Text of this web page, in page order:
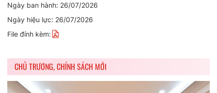
Ngày ban hành: 26/07/2026
Ngày hiệu lực: 26/07/2026
File đính kèm:
CHỦ TRƯƠNG, CHÍNH SÁCH MỚI